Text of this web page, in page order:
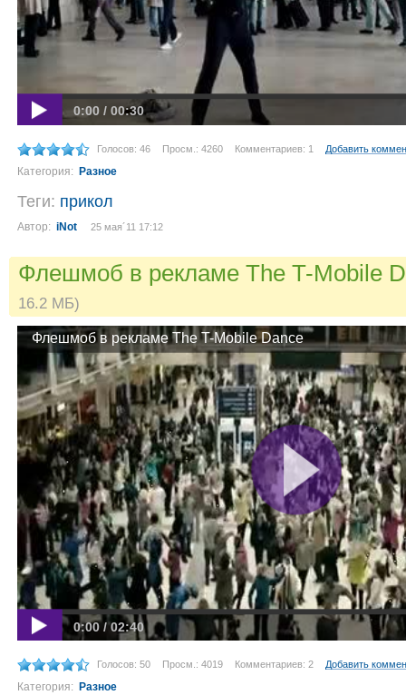
0:00 / 00:30
Голосов: 46 Просм.: 4260 Комментариев: 1 Добавить
Категория: Разное
Теги: прикол
Автор: iNot 25 мая´11 17:12
Флешмоб в рекламе The T-Mobile
16.2 МБ)
Флешмоб в рекламе The T-Mobile Dance
0:00 / 02:40
Голосов: 50 Просм.: 4019 Комментариев: 2 Добавить
Категория: Разное